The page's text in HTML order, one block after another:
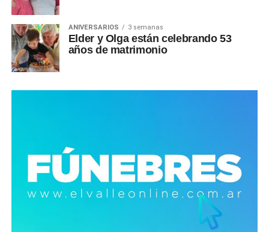
ANIVERSARIOS 3 semanas
Elder y Olga están celebrando 53
años de matrimonio